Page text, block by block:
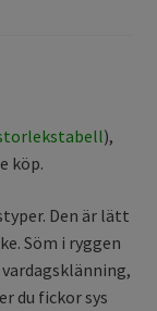
),
köp.
Den är lätt
Söm i ryggen
du fickor sys